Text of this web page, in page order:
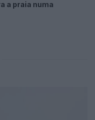
a praia numa